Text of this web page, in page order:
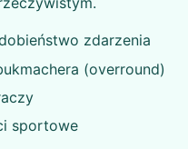
zdarzenia
(overround)
sportowe